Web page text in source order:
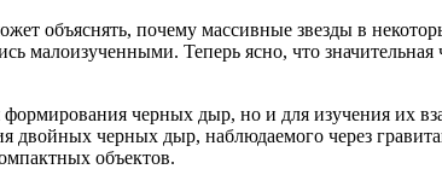
объяснять, почему массивные звезды в
малоизученными. Теперь ясно, что
формирования черных дыр, но и для изучения их
двойных черных дыр, наблюдаемого через
объектов.